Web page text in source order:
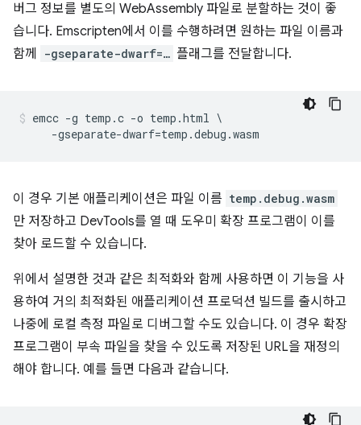
버그 정보를 별도의 WebAssembly 파일로 분할하는 것이 좋
습니다. Emscripten에서 이를 수행하려면 원하는 파일 이름과
함께
-gseparate-dwarf=… 플래그를 전달합니다.
emcc -g temp.c -o temp.html \
이 경우 기본 애플리케이션은 파일 이름 temp.debug.wasm
만 저장하고 DevTools를 열 때 도우미 확장 프로그램이 이를
찾아 로드할 수 있습니다.
위에서 설명한 것과 같은 최적화와 함께 사용하면 이 기능을 사
용하여 거의 최적화된 애플리케이션 프로덕션 빌드를 출시하고
나중에 로컬 측정 파일로 디버그할 수도 있습니다. 이 경우 확장
프로그램이 부속 파일을 찾을 수 있도록 저장된 URL을 재정의
해야 합니다. 예를 들면 다음과 같습니다.